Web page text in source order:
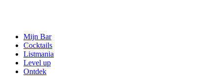
Mijn Bar
Cocktails
Listmania
Level up
Ontdek